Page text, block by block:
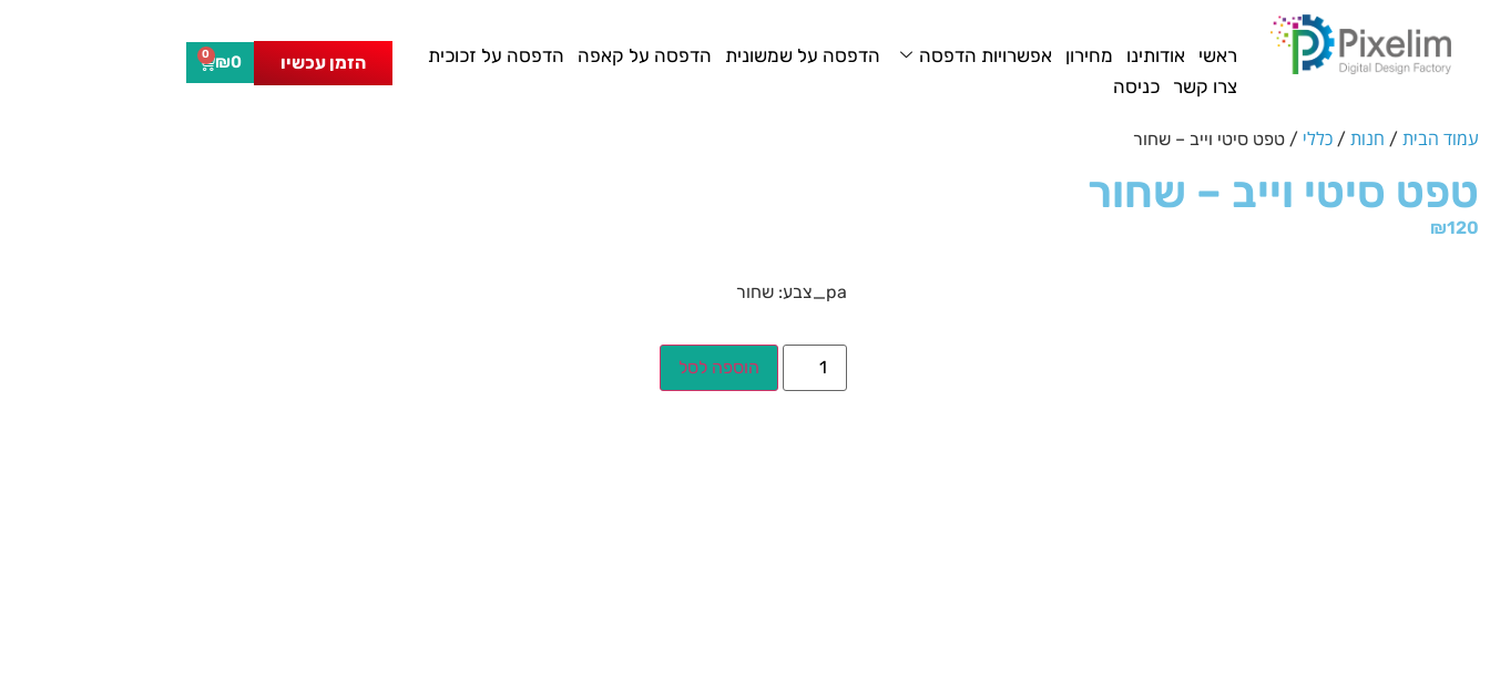
ראשי אודותינו מחירון אפשרויות הדפסה הדפסה על שמשונית הדפסה על קאפה
הדפסה על זכוכית
צרו קשר
כניסה
הזמן עכשיו ₪0
0
עמוד הבית / חנות / כללי / טפט סיטי וייב – שחור
טפט סיטי וייב – שחור
₪120
pa_צבע: שחור
הוספה לסל